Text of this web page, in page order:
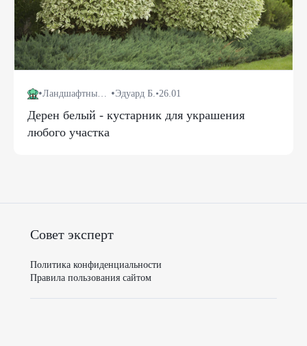
• Ландшафтный дизайн •Эдуард Б.•26.01
Дерен белый - кустарник для украшения
любого участка
Совет эксперт
Политика конфиденциальности
Правила пользования сайтом